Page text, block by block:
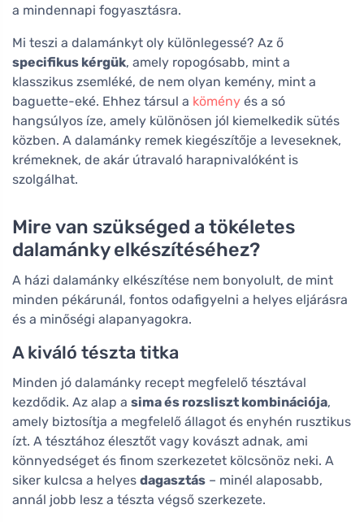
a mindennapi fogyasztásra.
Mi teszi a dalamánkyt oly különlegessé? Az ő
specifikus kérgük, amely ropogósabb, mint a
klasszikus zsemléké, de nem olyan kemény, mint a
baguette-eké. Ehhez társul a kömény és a só
hangsúlyos íze, amely különösen jól kiemelkedik sütés
közben. A dalamánky remek kiegészítője a leveseknek,
krémeknek, de akár útravaló harapnivalóként is
szolgálhat.
Mire van szükséged a tökéletes
dalamánky elkészítéséhez?
A házi dalamánky elkészítése nem bonyolult, de mint
minden pékárunál, fontos odafigyelni a helyes eljárásra
és a minőségi alapanyagokra.
A kiváló tészta titka
Minden jó dalamánky recept megfelelő tésztával
kezdődik. Az alap a sima és rozsliszt kombinációja,
amely biztosítja a megfelelő állagot és enyhén rusztikus
ízt. A tésztához élesztőt vagy kovászt adnak, ami
könnyedséget és finom szerkezetet kölcsönöz neki. A
siker kulcsa a helyes dagasztás – minél alaposabb,
annál jobb lesz a tészta végső szerkezete.